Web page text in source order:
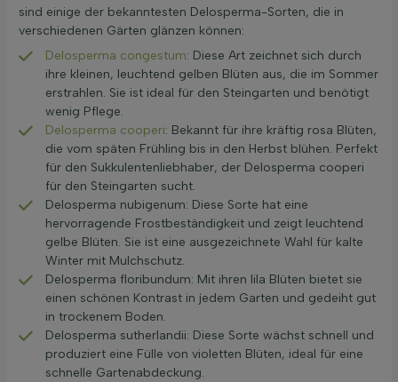
sind einige der bekanntesten Delosperma-Sorten, die in
verschiedenen Gärten glänzen können:
Delosperma congestum: Diese Art zeichnet sich durch
ihre kleinen, leuchtend gelben Blüten aus, die im Sommer
erstrahlen. Sie ist ideal für den Steingarten und benötigt
wenig Pflege.
Delosperma cooperi: Bekannt für ihre kräftig rosa Blüten,
die vom späten Frühling bis in den Herbst blühen. Perfekt
für den Sukkulentenliebhaber, der Delosperma cooperi
für den Steingarten sucht.
Delosperma nubigenum: Diese Sorte hat eine
hervorragende Frostbeständigkeit und zeigt leuchtend
gelbe Blüten. Sie ist eine ausgezeichnete Wahl für kalte
Winter mit Mulchschutz.
Delosperma floribundum: Mit ihren lila Blüten bietet sie
einen schönen Kontrast in jedem Garten und gedeiht gut
in trockenem Boden.
Delosperma sutherlandii: Diese Sorte wächst schnell und
produziert eine Fülle von violetten Blüten, ideal für eine
schnelle Gartenabdeckung.